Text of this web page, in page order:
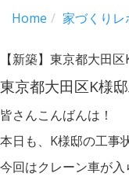
Home 家づくりレ
【新築】東京都大田
東京都大田区K様
皆さんこんばんは！
本日も、K様邸の工事
今回はクレーン車が入